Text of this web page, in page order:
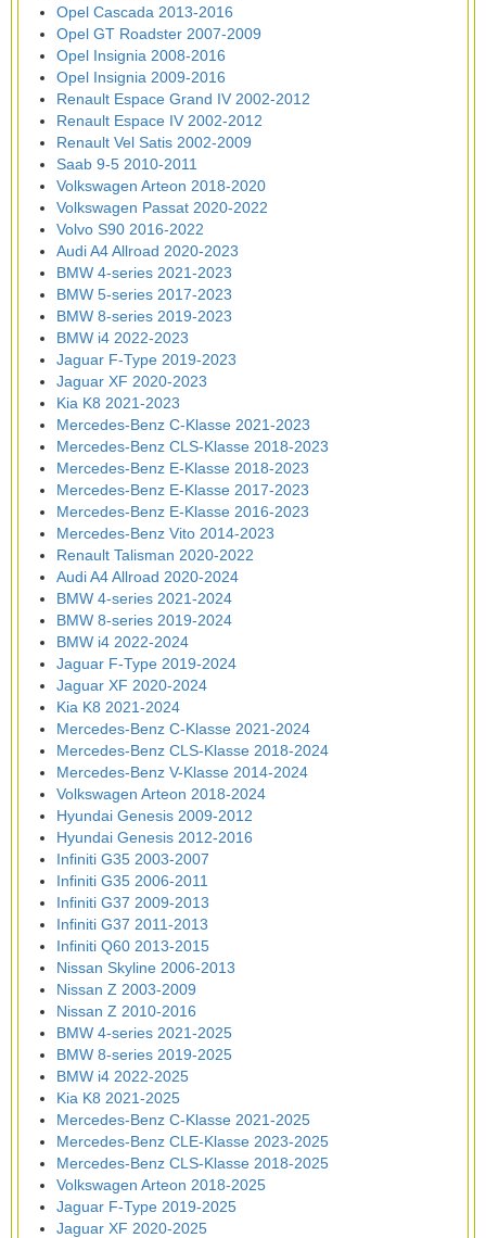
Opel Cascada 2013-2016
Opel GT Roadster 2007-2009
Opel Insignia 2008-2016
Opel Insignia 2009-2016
Renault Espace Grand IV 2002-2012
Renault Espace IV 2002-2012
Renault Vel Satis 2002-2009
Saab 9-5 2010-2011
Volkswagen Arteon 2018-2020
Volkswagen Passat 2020-2022
Volvo S90 2016-2022
Audi A4 Allroad 2020-2023
BMW 4-series 2021-2023
BMW 5-series 2017-2023
BMW 8-series 2019-2023
BMW i4 2022-2023
Jaguar F-Type 2019-2023
Jaguar XF 2020-2023
Kia K8 2021-2023
Mercedes-Benz C-Klasse 2021-2023
Mercedes-Benz CLS-Klasse 2018-2023
Mercedes-Benz E-Klasse 2018-2023
Mercedes-Benz E-Klasse 2017-2023
Mercedes-Benz E-Klasse 2016-2023
Mercedes-Benz Vito 2014-2023
Renault Talisman 2020-2022
Audi A4 Allroad 2020-2024
BMW 4-series 2021-2024
BMW 8-series 2019-2024
BMW i4 2022-2024
Jaguar F-Type 2019-2024
Jaguar XF 2020-2024
Kia K8 2021-2024
Mercedes-Benz C-Klasse 2021-2024
Mercedes-Benz CLS-Klasse 2018-2024
Mercedes-Benz V-Klasse 2014-2024
Volkswagen Arteon 2018-2024
Hyundai Genesis 2009-2012
Hyundai Genesis 2012-2016
Infiniti G35 2003-2007
Infiniti G35 2006-2011
Infiniti G37 2009-2013
Infiniti G37 2011-2013
Infiniti Q60 2013-2015
Nissan Skyline 2006-2013
Nissan Z 2003-2009
Nissan Z 2010-2016
BMW 4-series 2021-2025
BMW 8-series 2019-2025
BMW i4 2022-2025
Kia K8 2021-2025
Mercedes-Benz C-Klasse 2021-2025
Mercedes-Benz CLE-Klasse 2023-2025
Mercedes-Benz CLS-Klasse 2018-2025
Volkswagen Arteon 2018-2025
Jaguar F-Type 2019-2025
Jaguar XF 2020-2025